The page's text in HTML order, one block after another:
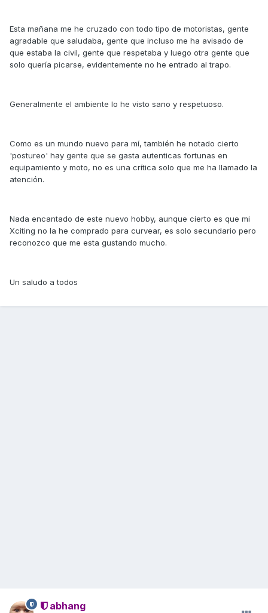
Esta mañana me he cruzado con todo tipo de motoristas, gente
agradable que saludaba, gente que incluso me ha avisado de
que estaba la civil, gente que respetaba y luego otra gente que
solo quería picarse, evidentemente no he entrado al trapo.
Generalmente el ambiente lo he visto sano y respetuoso.
Como es un mundo nuevo para mí, también he notado cierto
'postureo' hay gente que se gasta autenticas fortunas en
equipamiento y moto, no es una crítica solo que me ha llamado la
atención.
Nada encantado de este nuevo hobby, aunque cierto es que mi
Xciting no la he comprado para curvear, es solo secundario pero
reconozco que me esta gustando mucho.
Un saludo a todos
abhang